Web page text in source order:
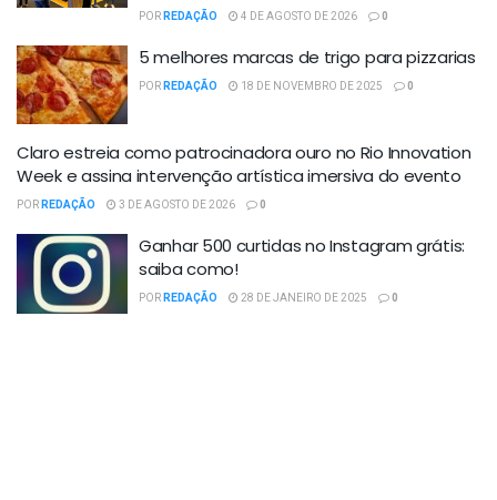
PORREDAÇÃO 4 DE AGOSTO DE 2026 0
5 melhores marcas de trigo para pizzarias
PORREDAÇÃO 18 DE NOVEMBRO DE 2025 0
Claro estreia como patrocinadora ouro no Rio Innovation
Week e assina intervenção artística imersiva do evento
PORREDAÇÃO 3 DE AGOSTO DE 2026 0
Ganhar 500 curtidas no Instagram grátis:
saiba como!
PORREDAÇÃO 28 DE JANEIRO DE 2025 0